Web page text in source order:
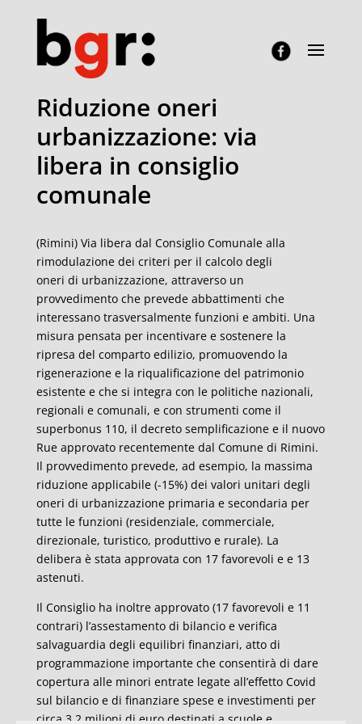
Riduzione oneri
urbanizzazione: via
libera in consiglio
comunale
(Rimini) Via libera dal Consiglio Comunale alla
rimodulazione dei criteri per il calcolo degli
oneri di urbanizzazione, attraverso un
provvedimento che prevede abbattimenti che
interessano trasversalmente funzioni e ambiti. Una
misura pensata per incentivare e sostenere la
ripresa del comparto edilizio, promuovendo la
rigenerazione e la riqualificazione del patrimonio
esistente e che si integra con le politiche nazionali,
regionali e comunali, e con strumenti come il
superbonus 110, il decreto semplificazione e il nuovo
Rue approvato recentemente dal Comune di Rimini.
Il provvedimento prevede, ad esempio, la massima
riduzione applicabile (-15%) dei valori unitari degli
oneri di urbanizzazione primaria e secondaria per
tutte le funzioni (residenziale, commerciale,
direzionale, turistico, produttivo e rurale). La
delibera è stata approvata con 17 favorevoli e e 13
astenuti.
Il Consiglio ha inoltre approvato (17 favorevoli e 11
contrari) l’assestamento di bilancio e verifica
salvaguardia degli equilibri finanziari, atto di
programmazione importante che consentirà di dare
copertura alle minori entrate legate all’effetto Covid
sul bilancio e di finanziare spese e investimenti per
circa 3,2 milioni di euro destinati a scuole e